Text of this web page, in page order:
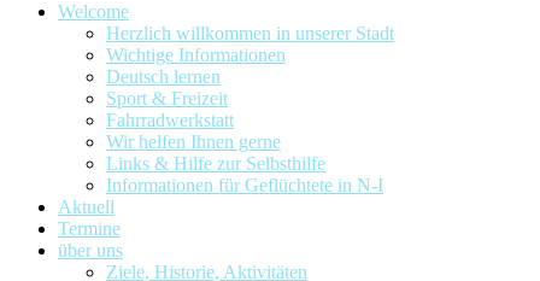
Welcome
Herzlich willkommen in unserer Stadt
Wichtige Informationen
Deutsch lernen
Sport & Freizeit
Fahrradwerkstatt
Wir helfen Ihnen gerne
Links & Hilfe zur Selbsthilfe
Informationen für Geflüchtete in N-I
Aktuell
Termine
über uns
Ziele, Historie, Aktivitäten